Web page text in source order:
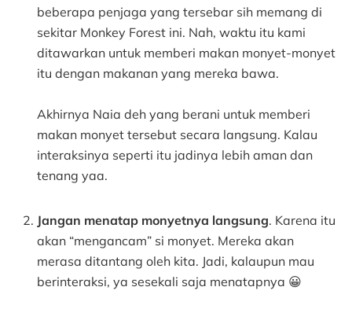
beberapa penjaga yang tersebar sih memang di
sekitar Monkey Forest ini. Nah, waktu itu kami
ditawarkan untuk memberi makan monyet-monyet
itu dengan makanan yang mereka bawa.
Akhirnya Naia deh yang berani untuk memberi
makan monyet tersebut secara langsung. Kalau
interaksinya seperti itu jadinya lebih aman dan
tenang yaa.
Jangan menatap monyetnya langsung. Karena itu
akan “mengancam” si monyet. Mereka akan
merasa ditantang oleh kita. Jadi, kalaupun mau
berinteraksi, ya sesekali saja menatapnya 😀